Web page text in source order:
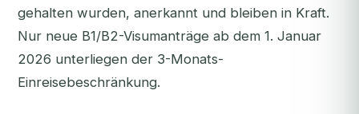
gehalten wurden, anerkannt und bleiben in Kraft.
Nur neue B1/B2-Visumanträge ab dem 1. Januar
2026 unterliegen der 3-Monats-
Einreisebeschränkung.